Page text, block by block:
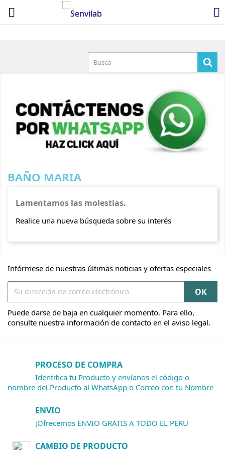
 
BAÑO MARIA
Lamentamos las molestias.
Realice una nueva búsqueda sobre su interés
Infórmese de nuestras últimas noticias y ofertas especiales
Puede darse de baja en cualquier momento. Para ello,
consulte nuestra información de contacto en el aviso legal.
PROCESO DE COMPRA
Identifica tu Producto y envíanos el código o
nombre del Producto al WhatsApp o Correo con tu Nombre
ENVIO
¡Ofrecemos ENVIO GRATIS A TODO EL PERU
CAMBIO DE PRODUCTO
Iniciar sesión
Cancelar Iniciar sesión